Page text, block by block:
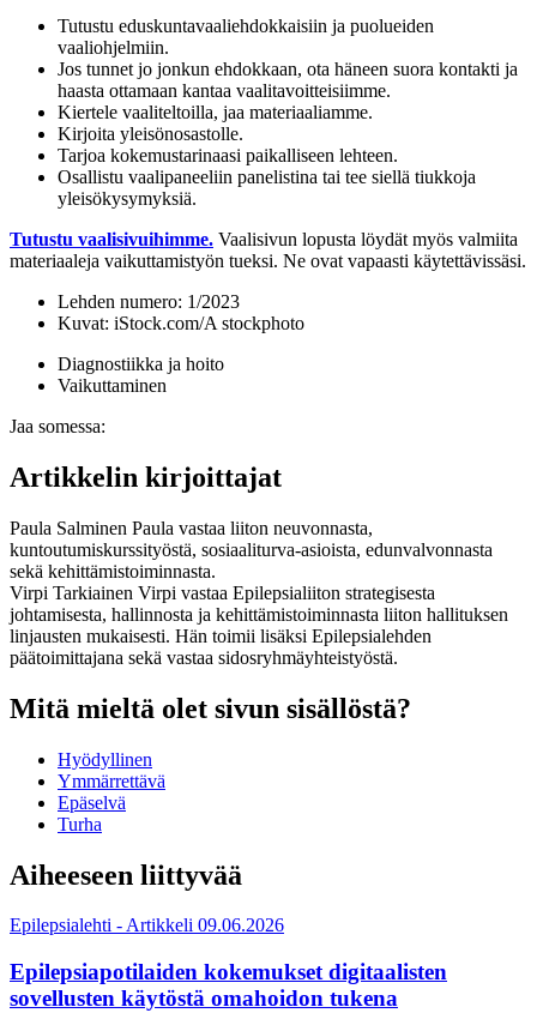
Tutustu eduskuntavaaliehdokkaisiin ja puolueiden
vaaliohjelmiin.
Jos tunnet jo jonkun ehdokkaan, ota häneen suora kontakti ja
haasta ottamaan kantaa vaalitavoitteisiimme.
Kiertele vaaliteltoilla, jaa materiaaliamme.
Kirjoita yleisönosastolle.
Tarjoa kokemustarinaasi paikalliseen lehteen.
Osallistu vaalipaneeliin panelistina tai tee siellä tiukkoja
yleisökysymyksiä.
Tutustu vaalisivuihimme. Vaalisivun lopusta löydät myös valmiita
materiaaleja vaikuttamistyön tueksi. Ne ovat vapaasti käytettävissäsi.
Lehden numero: 1/2023
Kuvat: iStock.com/A stockphoto
Diagnostiikka ja hoito
Vaikuttaminen
Jaa somessa:
Artikkelin kirjoittajat
Paula Salminen Paula vastaa liiton neuvonnasta,
kuntoutumiskurssityöstä, sosiaaliturva-asioista, edunvalvonnasta
sekä kehittämistoiminnasta.
Virpi Tarkiainen Virpi vastaa Epilepsialiiton strategisesta
johtamisesta, hallinnosta ja kehittämistoiminnasta liiton hallituksen
linjausten mukaisesti. Hän toimii lisäksi Epilepsialehden
päätoimittajana sekä vastaa sidosryhmäyhteistyöstä.
Mitä mieltä olet sivun sisällöstä?
Hyödyllinen
Ymmärrettävä
Epäselvä
Turha
Aiheeseen liittyvää
Epilepsialehti - Artikkeli 09.06.2026
Epilepsiapotilaiden kokemukset digitaalisten
sovellusten käytöstä omahoidon tukena